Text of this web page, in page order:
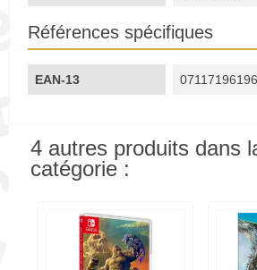
Références spécifiques
EAN-13
4 autres produits dans
catégorie :